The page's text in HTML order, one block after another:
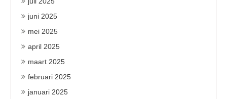
juni 2025
mei 2025
april 2025
maart 2025
februari 2025
januari 2025